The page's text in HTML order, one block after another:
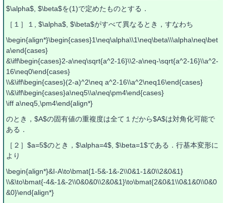
$\alpha$, $\beta$を(1)で定めたものとする．
［１］１, $\alpha$, $\beta$がすべて異なるとき，すなわち
\begin{align*}\begin{cases}1\neq\alpha\\1\neq\beta\\\alpha\neq\bet
a\end{cases}
&\iff\begin{cases}2-a\neq\sqrt{a^2-16}\\2-a\neq-\sqrt{a^2-16}\\a^2-
16\neq0\end{cases}
\\&\iff\begin{cases}(2-a)^2\neq a^2-16\\a^2\neq16\end{cases}
\\&\iff\begin{cases}a\neq5\\a\neq\pm4\end{cases}
\iff a\neq5,\pm4\end{align*}
のとき，$A$の固有値の重複度は全て１だから$A$は対角化可能で
ある．
［２］$a=5$のとき，$\alpha=4$, $\beta=1$である．行基本変形に
より
\begin{align*}&I-A\to\bmat{1-5&-1&-2\\0&1-1&0\\2&0&1}
\\&\to\bmat{-4&-1&-2\\0&0&0\\2&0&1}\to\bmat{2&0&1\\0&1&0\\0&0
&0}\end{align*}